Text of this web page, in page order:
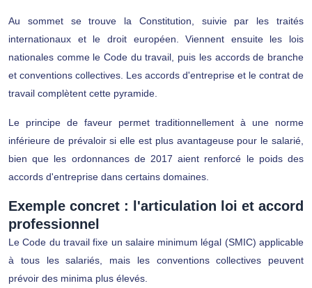
Au sommet se trouve la Constitution, suivie par les traités
internationaux et le droit européen. Viennent ensuite les lois
nationales comme le Code du travail, puis les accords de branche
et conventions collectives. Les accords d'entreprise et le contrat de
travail complètent cette pyramide.
Le principe de faveur permet traditionnellement à une norme
inférieure de prévaloir si elle est plus avantageuse pour le salarié,
bien que les ordonnances de 2017 aient renforcé le poids des
accords d'entreprise dans certains domaines.
Exemple concret : l'articulation loi et accord
professionnel
Le Code du travail fixe un salaire minimum légal (SMIC) applicable
à tous les salariés, mais les conventions collectives peuvent
prévoir des minima plus élevés.